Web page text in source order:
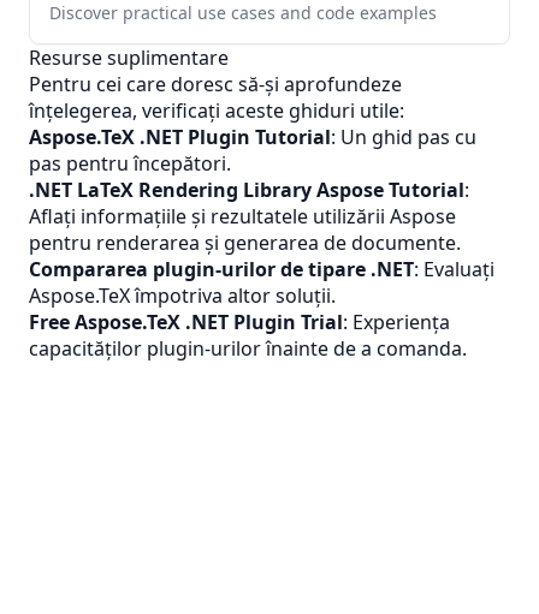
Discover practical use cases and code examples
Resurse suplimentare
Pentru cei care doresc să-și aprofundeze
înțelegerea, verificați aceste ghiduri utile:
Aspose.TeX .NET Plugin Tutorial: Un ghid pas cu
pas pentru începători.
.NET LaTeX Rendering Library Aspose Tutorial:
Aflați informațiile și rezultatele utilizării Aspose
pentru renderarea și generarea de documente.
Compararea plugin-urilor de tipare .NET: Evaluați
Aspose.TeX împotriva altor soluții.
Free Aspose.TeX .NET Plugin Trial: Experiența
capacităților plugin-urilor înainte de a comanda.